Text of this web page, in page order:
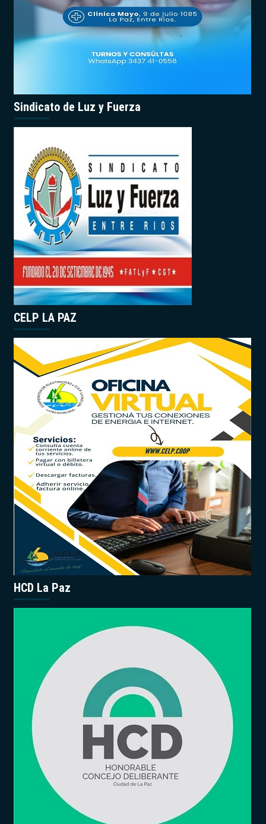
Sindicato de Luz y Fuerza
CELP LA PAZ
HCD La Paz